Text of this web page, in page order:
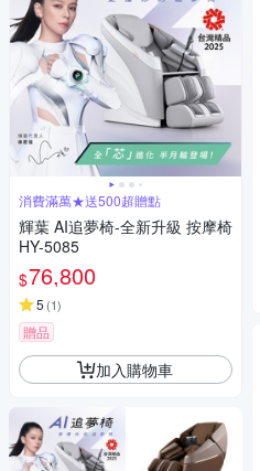
消費滿萬★送500超贈點
輝葉 AI追夢椅-全新升級 按摩椅
HY-5085
$76,800
5 (1)
贈品
加入購物車